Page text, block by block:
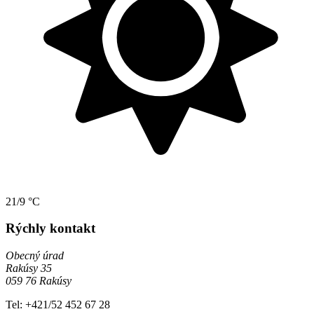
21/9 °C
Rýchly kontakt
Obecný úrad
Rakúsy 35
059 76 Rakúsy
Tel: +421/52 452 67 28